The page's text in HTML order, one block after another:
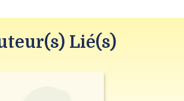
Lié(s)